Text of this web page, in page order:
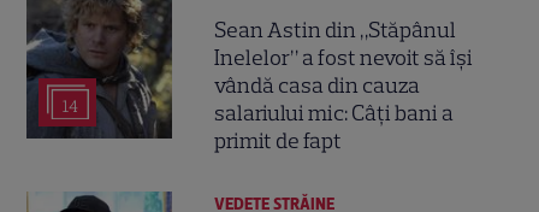
14
Sean Astin din „Stăpânul
Inelelor” a fost nevoit să își
vândă casa din cauza
salariului mic: Câți bani a
primit de fapt
VEDETE STRĂINE